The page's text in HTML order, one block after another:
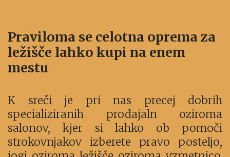
Praviloma se celotna oprema za
ležišče lahko kupi na enem
mestu
K sreči je pri nas precej dobrih
specializiranih prodajaln oziroma
salonov, kjer si lahko ob pomoči
strokovnjakov izberete pravo posteljo,